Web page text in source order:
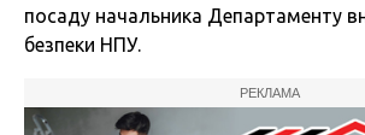
посаду начальника Департаменту
безпеки НПУ.
РЕКЛАМА